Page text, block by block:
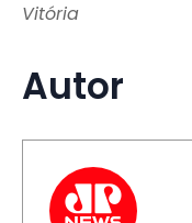
Vitória
Autor